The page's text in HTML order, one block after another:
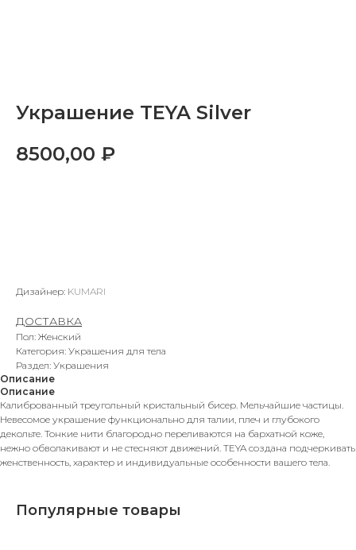
Украшение TEYA Silver
8500,00 ₽
Дизайнер: KUMARI
ДОСТАВКА
Пол: Женский
Категория: Украшения для тела
Раздел: Украшения
Описание
Описание
Калиброванный треугольный кристальный бисер. Мельчайшие частицы.
Невесомое украшение функционально для талии, плеч и глубокого
декольте. Тонкие нити благородно переливаются на бархатной коже,
нежно обволакивают и не стесняют движений. TEYA создана подчеркивать
женственность, характер и индивидуальные особенности вашего тела.
Популярные товары